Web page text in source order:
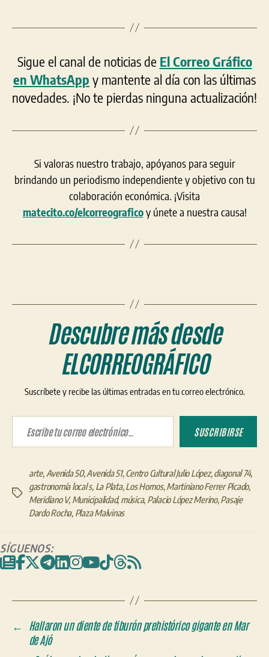
Sigue el canal de noticias de El Correo Gráfico
en WhatsApp y mantente al día con las últimas
novedades. ¡No te pierdas ninguna actualización!
Si valoras nuestro trabajo, apóyanos para seguir
brindando un periodismo independiente y objetivo con tu
colaboración económica. ¡Visita
matecito.co/elcorreograficoy únete a nuestra causa!
Descubre más desde
ELCORREOGRÁFICO
Suscríbete y recibe las últimas entradas en tu correo electrónico.
Escribe tu correo electrónico…
SUSCRIBIRSE
Etiquetas
arte, Avenida 50, Avenida 51, Centro Cultural Julio López, diagonal 74,
gastronomía local s, La Plata, Los Hornos, Martiniano Ferrer Picado,
Meridiano V,Municipalidad,música, Palacio López Merino, Pasaje
Dardo Rocha, Plaza Malvinas
SÍGUENOS:
←
Hallaron un diente de tiburón prehistórico gigante en Mar
de Ajó